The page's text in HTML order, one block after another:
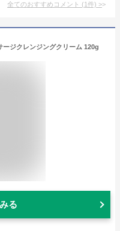
全てのおすすめコメント (1件) >
ージクレンジングクリーム 120g
る